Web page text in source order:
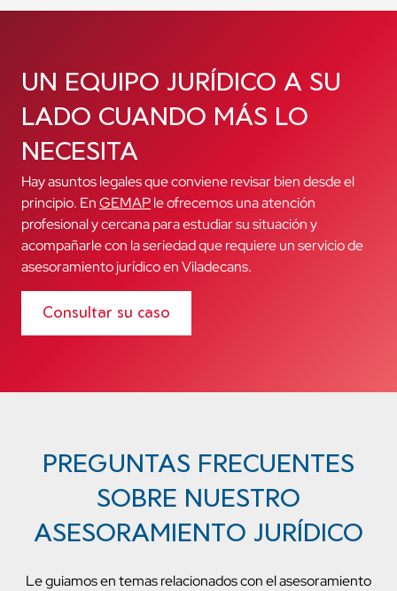
UN EQUIPO JURÍDICO A SU
LADO CUANDO MÁS LO
NECESITA
Hay asuntos legales que conviene revisar bien desde el
principio. EnGEMAPle ofrecemos una atención
profesional y cercana para estudiar su situación y
acompañarle con la seriedad que requiere un servicio de
asesoramiento jurídico en Viladecans.
Consultar su caso
PREGUNTAS FRECUENTES
SOBRE NUESTRO
ASESORAMIENTO JURÍDICO
Le guiamos en temas relacionados con el asesoramiento